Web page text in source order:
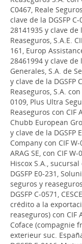
C0467, Reale
clave de la DGSFP
28141935 y clave de
Reaseguros, S.A.E.
161, Europ
28461994 y clave de
Generales, S.A. de
y clave de la DGSFP
Reaseguros, S.A.
0109, Plus Ultra
Reaseguros con CIF
Chubb European
y clave de la
Company con CIF
ARAG SE, con CIF
Hiscox S.A.,
DGSFP E0-231,
seguros y
DGSFP C-0571,
crédito a la
reaseguros) con CIF
Coface (compagnie
exterieur suc.